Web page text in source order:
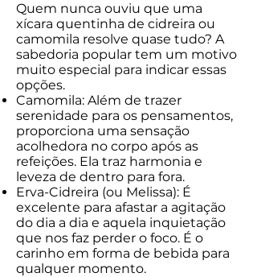
Quem nunca ouviu que uma
xícara quentinha de cidreira ou
camomila resolve quase tudo? A
sabedoria popular tem um motivo
muito especial para indicar essas
opções.
Camomila: Além de trazer
serenidade para os pensamentos,
proporciona uma sensação
acolhedora no corpo após as
refeições. Ela traz harmonia e
leveza de dentro para fora.
Erva-Cidreira (ou Melissa): É
excelente para afastar a agitação
do dia a dia e aquela inquietação
que nos faz perder o foco. É o
carinho em forma de bebida para
qualquer momento.